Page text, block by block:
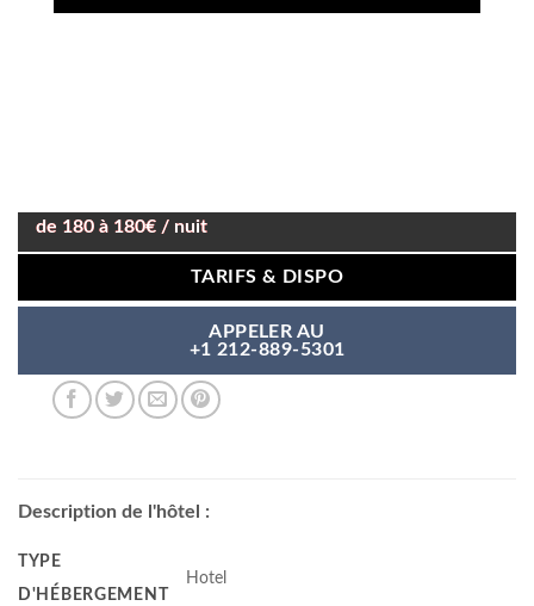
de 180 à 180€ / nuit
TARIFS & DISPO
APPELER AU
+1 212-889-5301
Description de l'hôtel :
TYPE
D'HÉBERGEMENT
Hotel